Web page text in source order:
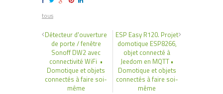
tous
Détecteur d'ouverture
de porte / fenêtre
Sonoff DW2 avec
connectivité WiFi •
Domotique et objets
connectés à faire soi-
même
ESP Easy R120. Projet
domotique ESP8266,
objet connecté à
Jeedom en MQTT •
Domotique et objets
connectés à faire soi-
même